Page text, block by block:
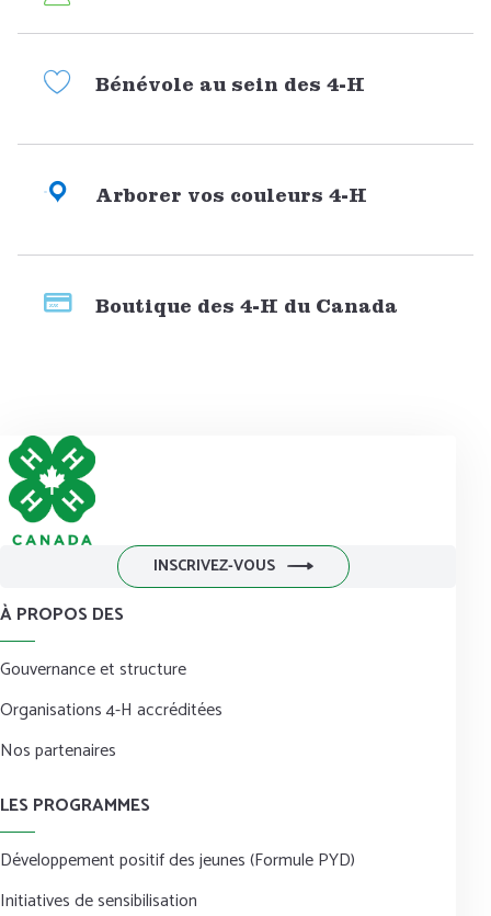
Bénévole au sein des 4-H
Arborer vos couleurs 4-H
Boutique des 4-H du Canada
INSCRIVEZ-VOUS
À PROPOS DES
Gouvernance et structure
Organisations 4-H accréditées
Nos partenaires
LES PROGRAMMES
Développement positif des jeunes (Formule PYD)
Initiatives de sensibilisation